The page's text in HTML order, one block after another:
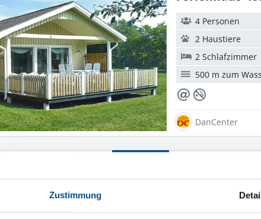
Zustimmung
4 Personen
2 Haustiere
2 Schlafzimmer
500 m zum
DanCenter